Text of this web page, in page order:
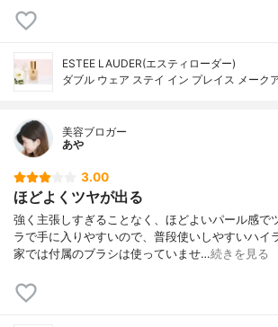
ESTEE LAUDER(エスティローダー)
ダブル ウェア ステイ イン プレイス メーク
美容ブロガー
あや
3.00
ほどよくツヤが出る
強く主張しすぎることなく、ほどよいパール感で
ラで手に入りやすいので、普段使いしやすいハイ
家では付属のブラシは使っていませ…続きを見る